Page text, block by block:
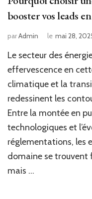
booster vos leads
parAdmin le mai 28,
Le secteur des
effervescence en
climatique et la
redessinent les
Entre la montée en
technologiques et
réglementations, les
domaine se trouvent
mais …